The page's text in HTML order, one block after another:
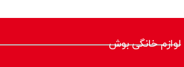
لوازم خانگی بوش